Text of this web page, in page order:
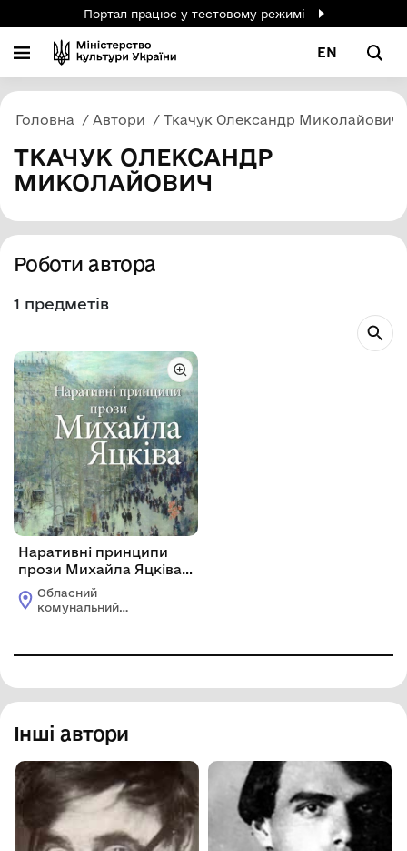
Портал працює у тестовому режимі
EN
Головна Автори Ткачук Олександр Миколайович
ТКАЧУК ОЛЕКСАНДР
МИКОЛАЙОВИЧ
Роботи автора
1 предметів
Наративні принципи
прози Михайла Яцківа.
Монографія
Обласний
комунальний
Інші автори